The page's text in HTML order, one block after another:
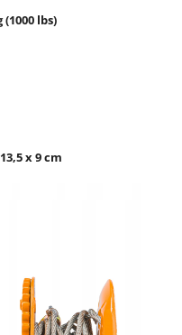
(1000 lbs)
13,5 x 9 cm